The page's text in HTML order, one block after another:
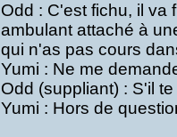
Odd : C'est fichu, il va
ambulant attaché à
qui n'as pas cours
Yumi : Ne me
Odd (suppliant) : S'il
Yumi : Hors de